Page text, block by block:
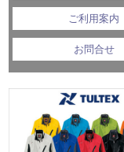
ご利用案内
お問合せ